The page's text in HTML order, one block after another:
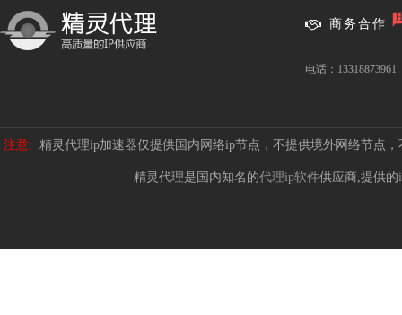
商务合作
电话：13318873961
注意: 精灵代理ip加速器仅提供国内网络ip节点，不提供境外网络节点
精灵代理是国内知名的代理ip软件供应商,提供的